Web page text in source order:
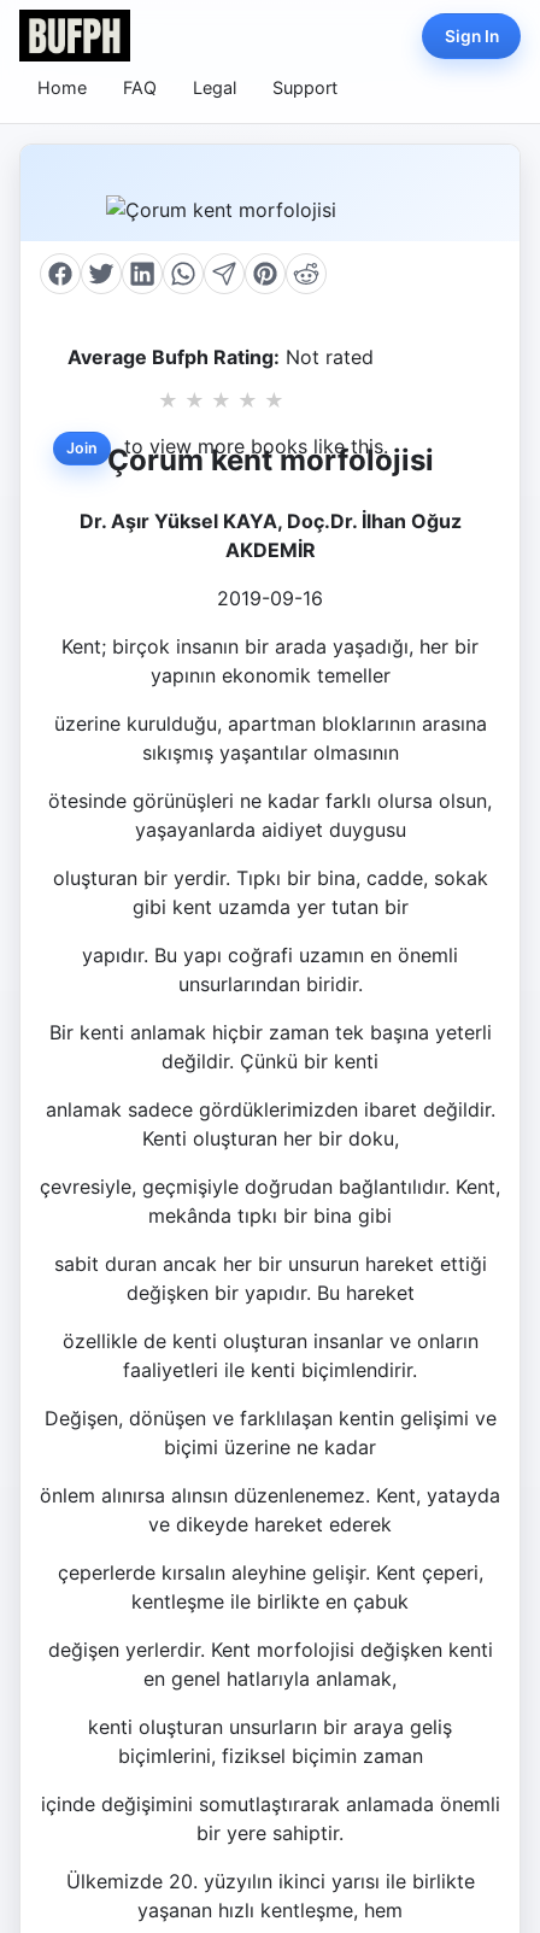
Home FAQ Legal Support
Sign In
Average Bufph Rating: Not rated
★ ★ ★ ★ ★
Join to view more books like this.
Çorum kent morfolojisi
Dr. Aşır Yüksel KAYA, Doç.Dr. İlhan Oğuz
AKDEMİR
2019-09-16
Kent; birçok insanın bir arada yaşadığı, her bir
yapının ekonomik temeller
üzerine kurulduğu, apartman bloklarının arasına
sıkışmış yaşantılar olmasının
ötesinde görünüşleri ne kadar farklı olursa olsun,
yaşayanlarda aidiyet duygusu
oluşturan bir yerdir. Tıpkı bir bina, cadde, sokak
gibi kent uzamda yer tutan bir
yapıdır. Bu yapı coğrafi uzamın en önemli
unsurlarından biridir.
Bir kenti anlamak hiçbir zaman tek başına yeterli
değildir. Çünkü bir kenti
anlamak sadece gördüklerimizden ibaret değildir.
Kenti oluşturan her bir doku,
çevresiyle, geçmişiyle doğrudan bağlantılıdır. Kent,
mekânda tıpkı bir bina gibi
sabit duran ancak her bir unsurun hareket ettiği
değişken bir yapıdır. Bu hareket
özellikle de kenti oluşturan insanlar ve onların
faaliyetleri ile kenti biçimlendirir.
Değişen, dönüşen ve farklılaşan kentin gelişimi ve
biçimi üzerine ne kadar
önlem alınırsa alınsın düzenlenemez. Kent, yatayda
ve dikeyde hareket ederek
çeperlerde kırsalın aleyhine gelişir. Kent çeperi,
kentleşme ile birlikte en çabuk
değişen yerlerdir. Kent morfolojisi değişken kenti
en genel hatlarıyla anlamak,
kenti oluşturan unsurların bir araya geliş
biçimlerini, fiziksel biçimin zaman
içinde değişimini somutlaştırarak anlamada önemli
bir yere sahiptir.
Ülkemizde 20. yüzyılın ikinci yarısı ile birlikte
yaşanan hızlı kentleşme, hem